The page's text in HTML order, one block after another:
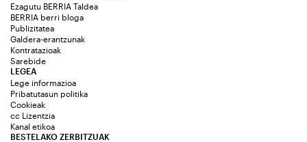
Ezagutu BERRIA Taldea
BERRIA berri bloga
Publizitatea
Galdera-erantzunak
Kontratazioak
Sarebide
LEGEA
Lege informazioa
Pribatutasun politika
Cookieak
cc Lizentzia
Kanal etikoa
BESTELAKO ZERBITZUAK